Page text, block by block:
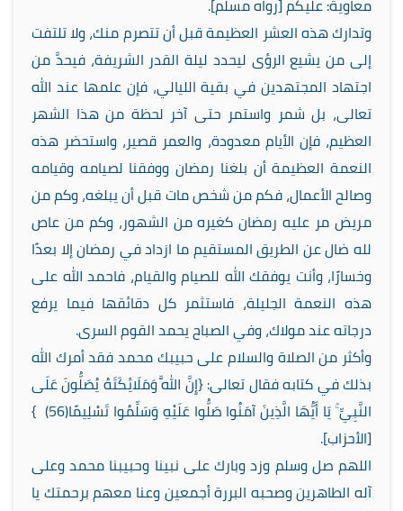
معاوية: عليكم [رواه مسلم].
وتدارك هذه العشر العظيمة قبل أن تتصرم منك، ولا تلتفت
إلى من يشيع الرؤى ليحدد ليلة القدر الشريفة، فيحدَّ من
اجتهاد المجتهدين في بقية الليالي، فإن علمها عند الله
تعالى، بل شمر واستمر حتى آخر لحظة من هذا الشهر
العظيم، فإن الأيام معدودة، والعمر قصير، واستحضر هذه
النعمة العظيمة أن بلغنا رمضان ووفقنا لصيامه وقيامه
وصالح الأعمال، فكم من شخص مات قبل أن يبلغه، وكم من
مريض مر عليه رمضان كغيره من الشهور، وكم من عاص
لله ضال عن الطريق المستقيم ما ازداد في رمضان إلا بعدًا
وخسارًا، وأنت يوفقك الله للصيام والقيام، فاحمد الله على
هذه النعمة الجليلة، فاستثمر كل دقائقها فيما يرفع
درجاته عند مولاك،وفي الصباح يحمد القوم السرى.
وأكثر من الصلاة والسلام على حبيبك محمد فقد أمرك الله
بذلك في كتابه فقال تعالى: {إِنَّ اللَّهَ وَمَلَائِكَتَهُ يُصَلُّونَ عَلَى
النَّبِيِّ ۚ يَا أَيُّهَا الَّذِينَ آمَنُوا صَلُّوا عَلَيْهِ وَسَلِّمُوا تَسْلِيمًا(56)
}
[الأحزاب].
اللهم صل وسلم وزد وبارك على نبينا وحبيبنا محمد وعلى
آله الطاهرين وصحبه البررة أجمعين وعنا معهم برحمتك يا